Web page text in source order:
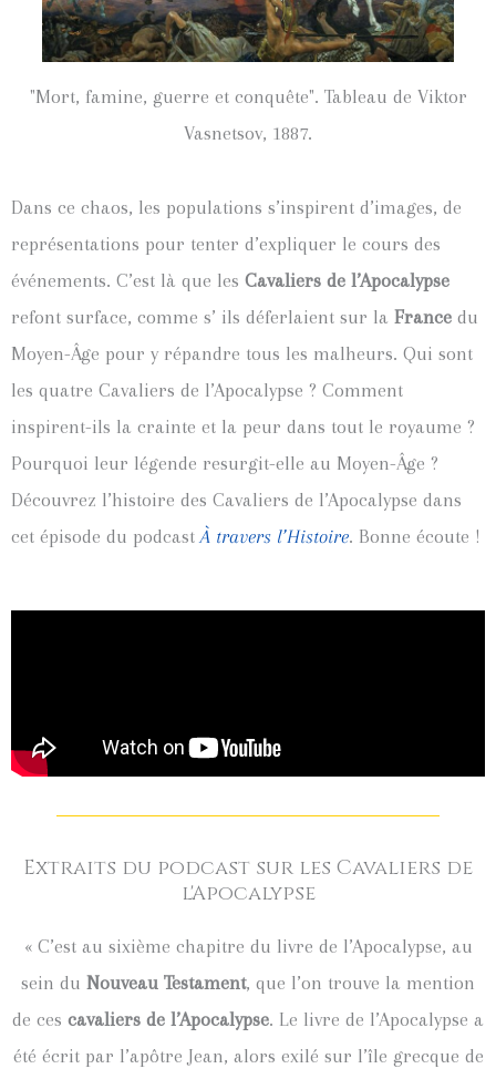
"Mort, famine, guerre et conquête". Tableau de Viktor
Vasnetsov, 1887.
Dans ce chaos, les populations s’inspirent d’images, de
représentations pour tenter d’expliquer le cours des
événements. C’est là que les Cavaliers de l’Apocalypse
refont surface, comme s’ ils déferlaient sur la France du
Moyen-Âge pour y répandre tous les malheurs. Qui sont
les quatre Cavaliers de l’Apocalypse ? Comment
inspirent-ils la crainte et la peur dans tout le royaume ?
Pourquoi leur légende resurgit-elle au Moyen-Âge ?
Découvrez l’histoire des Cavaliers de l’Apocalypse dans
cet épisode du podcastÀ travers l’Histoire. Bonne écoute !
Extraits du podcast sur les Cavaliers de
l'Apocalypse
« C’est au sixième chapitre du livre de l’Apocalypse, au
sein du Nouveau Testament, que l’on trouve la mention
de ces cavaliers de l’Apocalypse. Le livre de l’Apocalypse a
été écrit par l’apôtre Jean, alors exilé sur l’île grecque de